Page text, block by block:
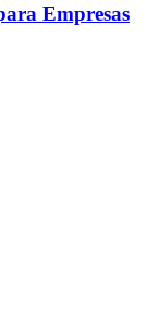
Empresas